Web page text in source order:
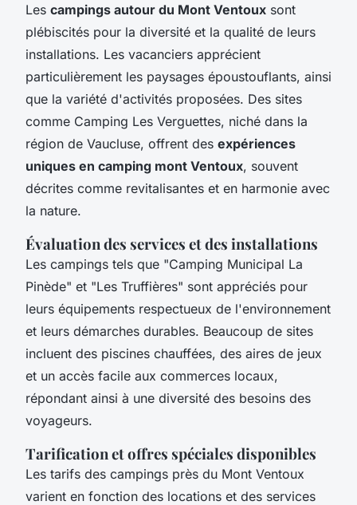
Les campings autour du Mont Ventoux sont
plébiscités pour la diversité et la qualité de leurs
installations. Les vacanciers apprécient
particulièrement les paysages époustouflants, ainsi
que la variété d'activités proposées. Des sites
comme Camping Les Verguettes, niché dans la
région de Vaucluse, offrent des expériences
uniques en camping mont Ventoux, souvent
décrites comme revitalisantes et en harmonie avec
la nature.
Évaluation des services et des installations
Les campings tels que "Camping Municipal La
Pinède" et "Les Truffières" sont appréciés pour
leurs équipements respectueux de l'environnement
et leurs démarches durables. Beaucoup de sites
incluent des piscines chauffées, des aires de jeux
et un accès facile aux commerces locaux,
répondant ainsi à une diversité des besoins des
voyageurs.
Tarification et offres spéciales disponibles
Les tarifs des campings près du Mont Ventoux
varient en fonction des locations et des services